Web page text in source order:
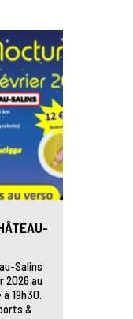
Salins
2026 au
19h30.
&